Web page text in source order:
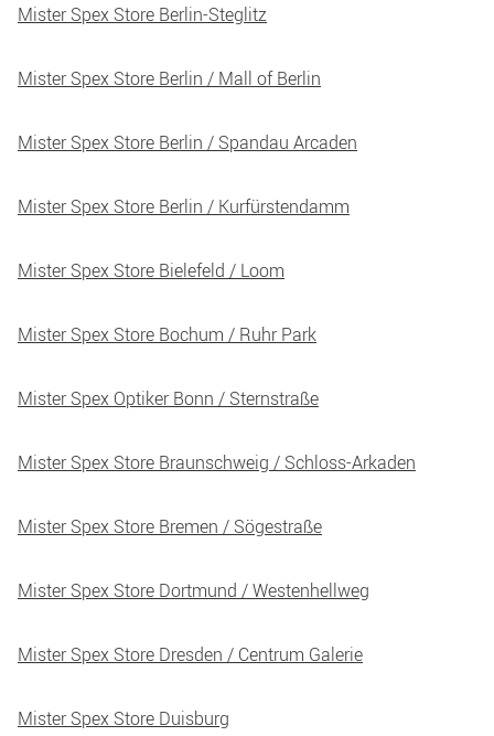
Mister Spex Store Berlin-Steglitz
Mister Spex Store Berlin / Mall of Berlin
Mister Spex Store Berlin / Spandau Arcaden
Mister Spex Store Berlin / Kurfürstendamm
Mister Spex Store Bielefeld / Loom
Mister Spex Store Bochum / Ruhr Park
Mister Spex Optiker Bonn / Sternstraße
Mister Spex Store Braunschweig / Schloss-Arkaden
Mister Spex Store Bremen / Sögestraße
Mister Spex Store Dortmund / Westenhellweg
Mister Spex Store Dresden / Centrum Galerie
Mister Spex Store Duisburg